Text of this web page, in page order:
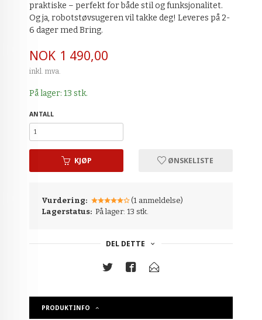
praktiske – perfekt for både stil og funksjonalitet.
Og ja, robotstøvsugeren vil takke deg! Leveres på 2-
6 dager med Bring.
Pris
NOK 1 490,00
inkl. mva.
På lager: 13 stk.
ANTALL
KJØP ØNSKELISTE
Vurdering:
(1 anmeldelse)
Lagerstatus: På lager: 13 stk.
DEL DETTE
PRODUKTINFO